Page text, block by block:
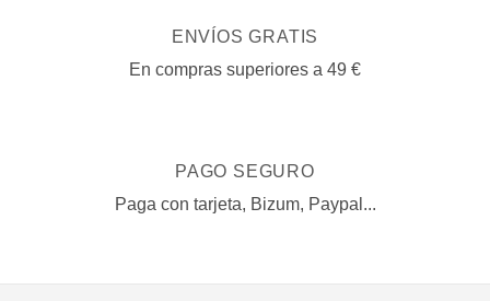
ENVÍOS GRATIS
En compras superiores a 49 €
PAGO SEGURO
Paga con tarjeta, Bizum, Paypal...